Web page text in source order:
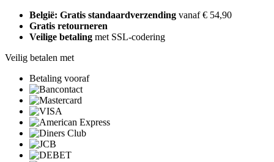
België: Gratis standaardverzending vanaf € 54,90
Gratis retourneren
Veilige betaling met SSL-codering
Veilig betalen met
Betaling vooraf